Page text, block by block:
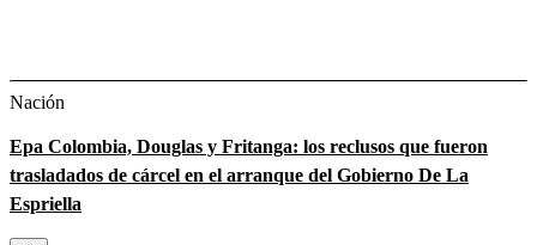
Nación
Epa Colombia, Douglas y Fritanga: los reclusos que fueron
trasladados de cárcel en el arranque del Gobierno De La
Espriella